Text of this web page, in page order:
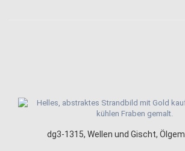
dg3-1315, Wellen und Gischt,